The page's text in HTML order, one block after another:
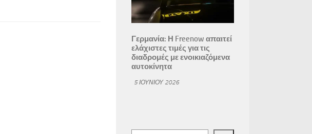
Γερμανία: Η Freenow απαιτεί
ελάχιστες τιμές για τις
διαδρομές με ενοικιαζόμενα
αυτοκίνητα
5 ΙΟΥΝΊΟΥ 2026